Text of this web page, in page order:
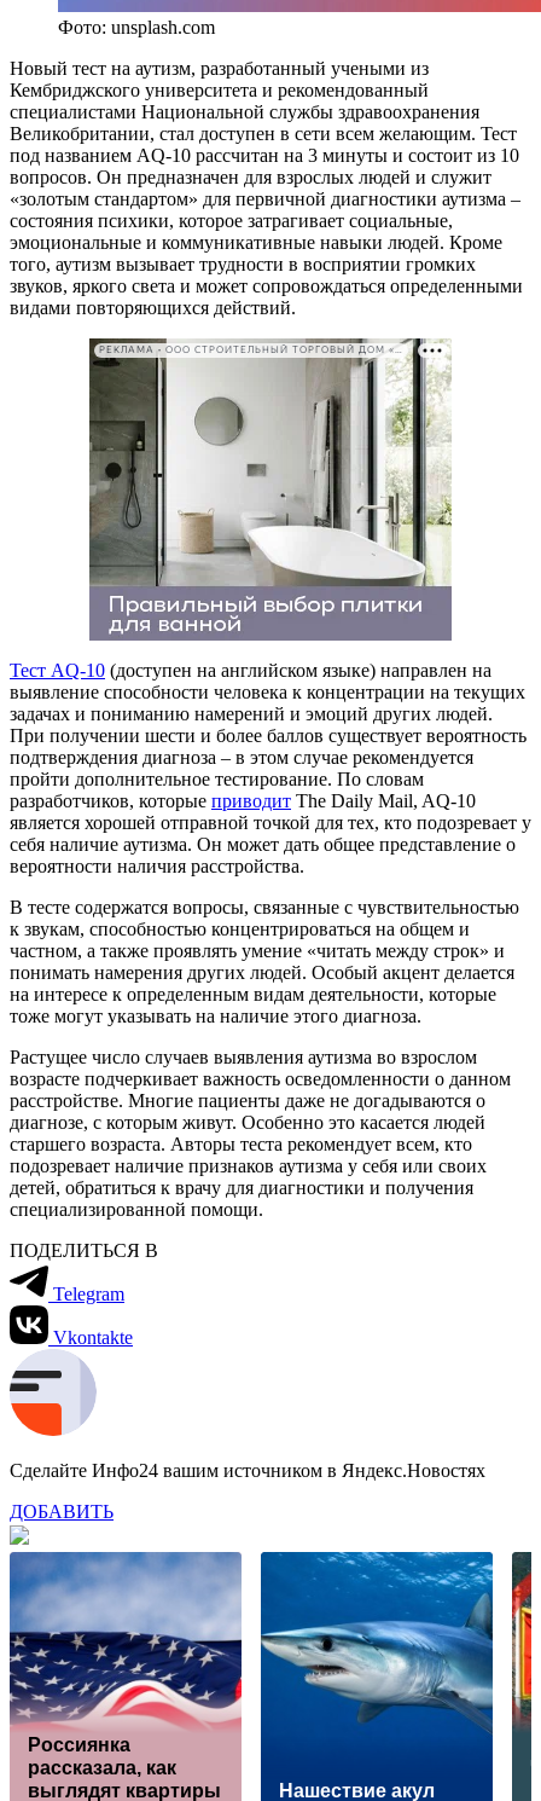
Фото: unsplash.com
Новый тест на аутизм, разработанный учеными из
Кембриджского университета и рекомендованный
специалистами Национальной службы здравоохранения
Великобритании, стал доступен в сети всем желающим. Тест
под названием AQ-10 рассчитан на 3 минуты и состоит из 10
вопросов. Он предназначен для взрослых людей и служит
«золотым стандартом» для первичной диагностики аутизма –
состояния психики, которое затрагивает социальные,
эмоциональные и коммуникативные навыки людей. Кроме
того, аутизм вызывает трудности в восприятии громких
звуков, яркого света и может сопровождаться определенными
видами повторяющихся действий.
РЕКЛАМА • ООО СТРОИТЕЛЬНЫЙ ТОРГОВЫЙ ДОМ «ПЕТРОВИЧ». ИНН: 7802348846
Тест AQ-10 (доступен на английском языке) направлен на
выявление способности человека к концентрации на текущих
задачах и пониманию намерений и эмоций других людей.
При получении шести и более баллов существует вероятность
подтверждения диагноза – в этом случае рекомендуется
пройти дополнительное тестирование. По словам
разработчиков, которые приводит The Daily Mail, AQ-10
является хорошей отправной точкой для тех, кто подозревает у
себя наличие аутизма. Он может дать общее представление о
вероятности наличия расстройства.
В тесте содержатся вопросы, связанные с чувствительностью
к звукам, способностью концентрироваться на общем и
частном, а также проявлять умение «читать между строк» и
понимать намерения других людей. Особый акцент делается
на интересе к определенным видам деятельности, которые
тоже могут указывать на наличие этого диагноза.
Растущее число случаев выявления аутизма во взрослом
возрасте подчеркивает важность осведомленности о данном
расстройстве. Многие пациенты даже не догадываются о
диагнозе, с которым живут. Особенно это касается людей
старшего возраста. Авторы теста рекомендует всем, кто
подозревает наличие признаков аутизма у себя или своих
детей, обратиться к врачу для диагностики и получения
специализированной помощи.
ПОДЕЛИТЬСЯ В
Telegram
Vkontakte
Сделайте Инфо24 вашим источником в Яндекс.Новостях
ДОБАВИТЬ
Россиянка
рассказала, как
выглядят квартиры
Нашествие акул